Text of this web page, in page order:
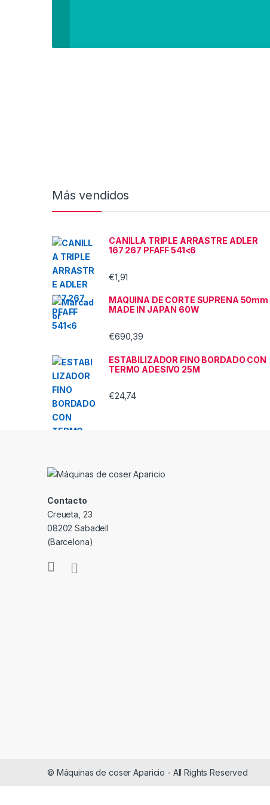
Más vendidos
CANILLA TRIPLE ARRASTRE ADLER
167 267 PFAFF 541<6
€1,91
MAQUINA DE CORTE SUPRENA 50mm
MADE IN JAPAN 60W
€690,39
ESTABILIZADOR FINO BORDADO CON
TERMO ADESIVO 25M
€24,74
Contacto
Creueta, 23
08202 Sabadell
(Barcelona)
© Máquinas de coser Aparicio - All Rights Reserved